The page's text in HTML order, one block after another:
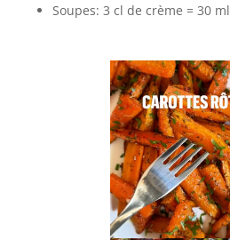
Soupes: 3 cl de crème = 30 ml